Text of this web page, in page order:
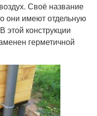
Своё название
они имеют отдельную
этой конструкции
герметичной